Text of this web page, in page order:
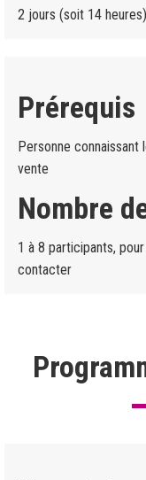
2 jours (soit 14 heures)
Prérequis
Personne connaissant
vente
Nombre
1 à 8 participants,
contacter